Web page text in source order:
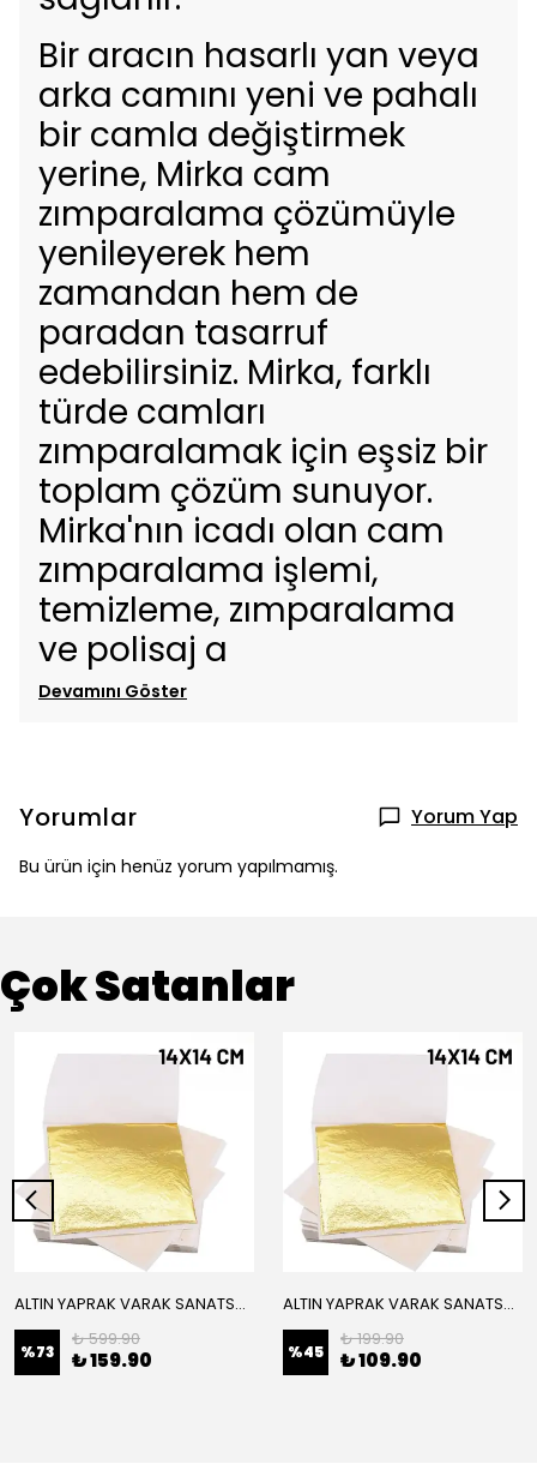
Bir aracın hasarlı yan veya
arka camını yeni ve pahalı
bir camla değiştirmek
yerine, Mirka cam
zımparalama çözümüyle
yenileyerek hem
zamandan hem de
paradan tasarruf
edebilirsiniz. Mirka, farklı
türde camları
zımparalamak için eşsiz bir
toplam çözüm sunuyor.
Mirka'nın icadı olan cam
zımparalama işlemi,
temizleme, zımparalama
ve polisaj a
Devamını Göster
Yorumlar Yorum Yap
Bu ürün için henüz yorum yapılmamış.
Çok Satanlar
ALTIN YAPRAK VARAK SANATSAL BÜYÜK BOY FOLYO EPOKSİ REÇİNE NAİL ART 16 ADET 14X14 CM ALTIN RENK
%73
₺ 599.90
₺ 159.90
ALTIN YAPRAK VARAK SANATSAL BÜYÜK BOY FOLYO EPOKSİ REÇİNE NAİL ART 8 ADET ALTIN RENK 14X14 CM
%45
₺ 199.90
₺ 109.90